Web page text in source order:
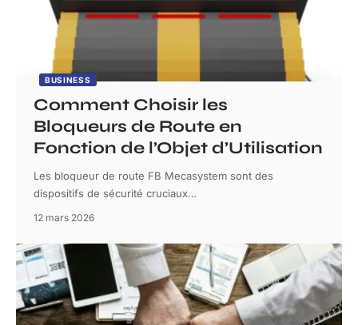
BUSINESS
Comment Choisir les
Bloqueurs de Route en
Fonction de l’Objet d’Utilisation
Les bloqueur de route FB Mecasystem sont des
dispositifs de sécurité cruciaux…
12 mars 2026